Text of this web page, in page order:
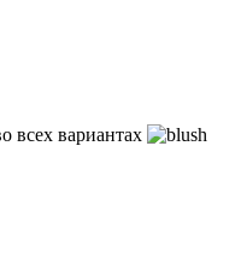
всех вариантах